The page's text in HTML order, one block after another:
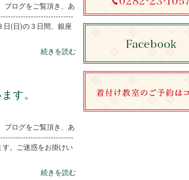
ログをご覧頂き、あ
日(日)の３日間、銀座
続きを読む
す。
ログをご覧頂き、あ
。ご迷惑をお掛けい
続きを読む